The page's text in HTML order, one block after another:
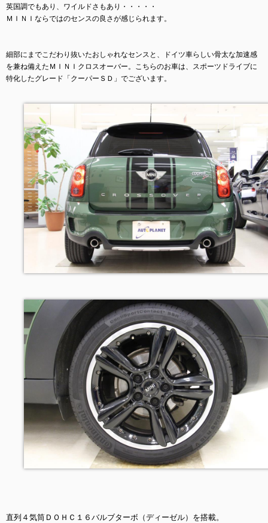
英国調でもあり、ワイルドさもあり・・・・・
ＭＩＮＩならではのセンスの良さが感じられます。
細部にまでこだわり抜いたおしゃれなセンスと、ドイツ車らしい骨太な加速感
を兼ね備えたＭＩＮＩクロスオーバー。こちらのお車は、スポーツドライブに
特化したグレード「クーパーＳＤ」でございます。
直列４気筒ＤＯＨＣ１６バルブターボ（ディーゼル）を搭載。